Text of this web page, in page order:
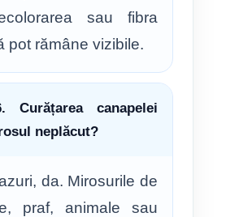
sau fibra
pot rămâne vizibile.
canapelei
neplăcut?
da. Mirosurile de
praf, animale sau